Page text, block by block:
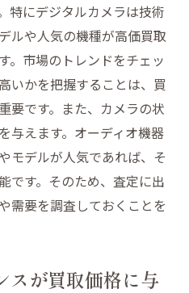
特にデジタルカメラは技術
ルや人気の機種が高価買取
。市場のトレンドをチェッ
いかを把握することは、買
要です。また、カメラの状
与えます。オーディオ機器
モデルが人気であれば、そ
です。そのため、査定に出
需要を調査しておくことを
スが買取価格に与